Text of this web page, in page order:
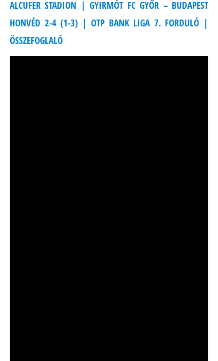
ALCUFER STADION | GYIRMÓT FC GYŐR – BUDAPEST
HONVÉD 2-4 (1-3) | OTP BANK LIGA 7. FORDULÓ |
ÖSSZEFOGLALÓ